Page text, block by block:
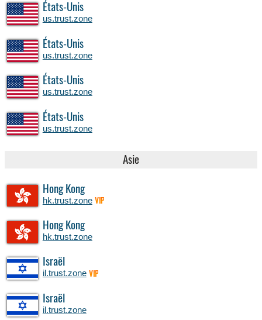
États-Unis
us.trust.zone
États-Unis
us.trust.zone
États-Unis
us.trust.zone
États-Unis
us.trust.zone
Asie
Hong Kong
hk.trust.zone VIP
Hong Kong
hk.trust.zone
Israël
il.trust.zone VIP
Israël
il.trust.zone